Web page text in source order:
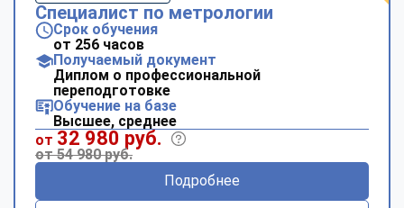
Специалист по метрологии
Срок обучения
от 256 часов
Получаемый документ
Диплом о профессиональной
переподготовке
Обучение на базе
Высшее, среднее
от 32 980 руб.
от 54 980 руб.
Подробнее